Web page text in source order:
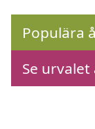
Populära
Se